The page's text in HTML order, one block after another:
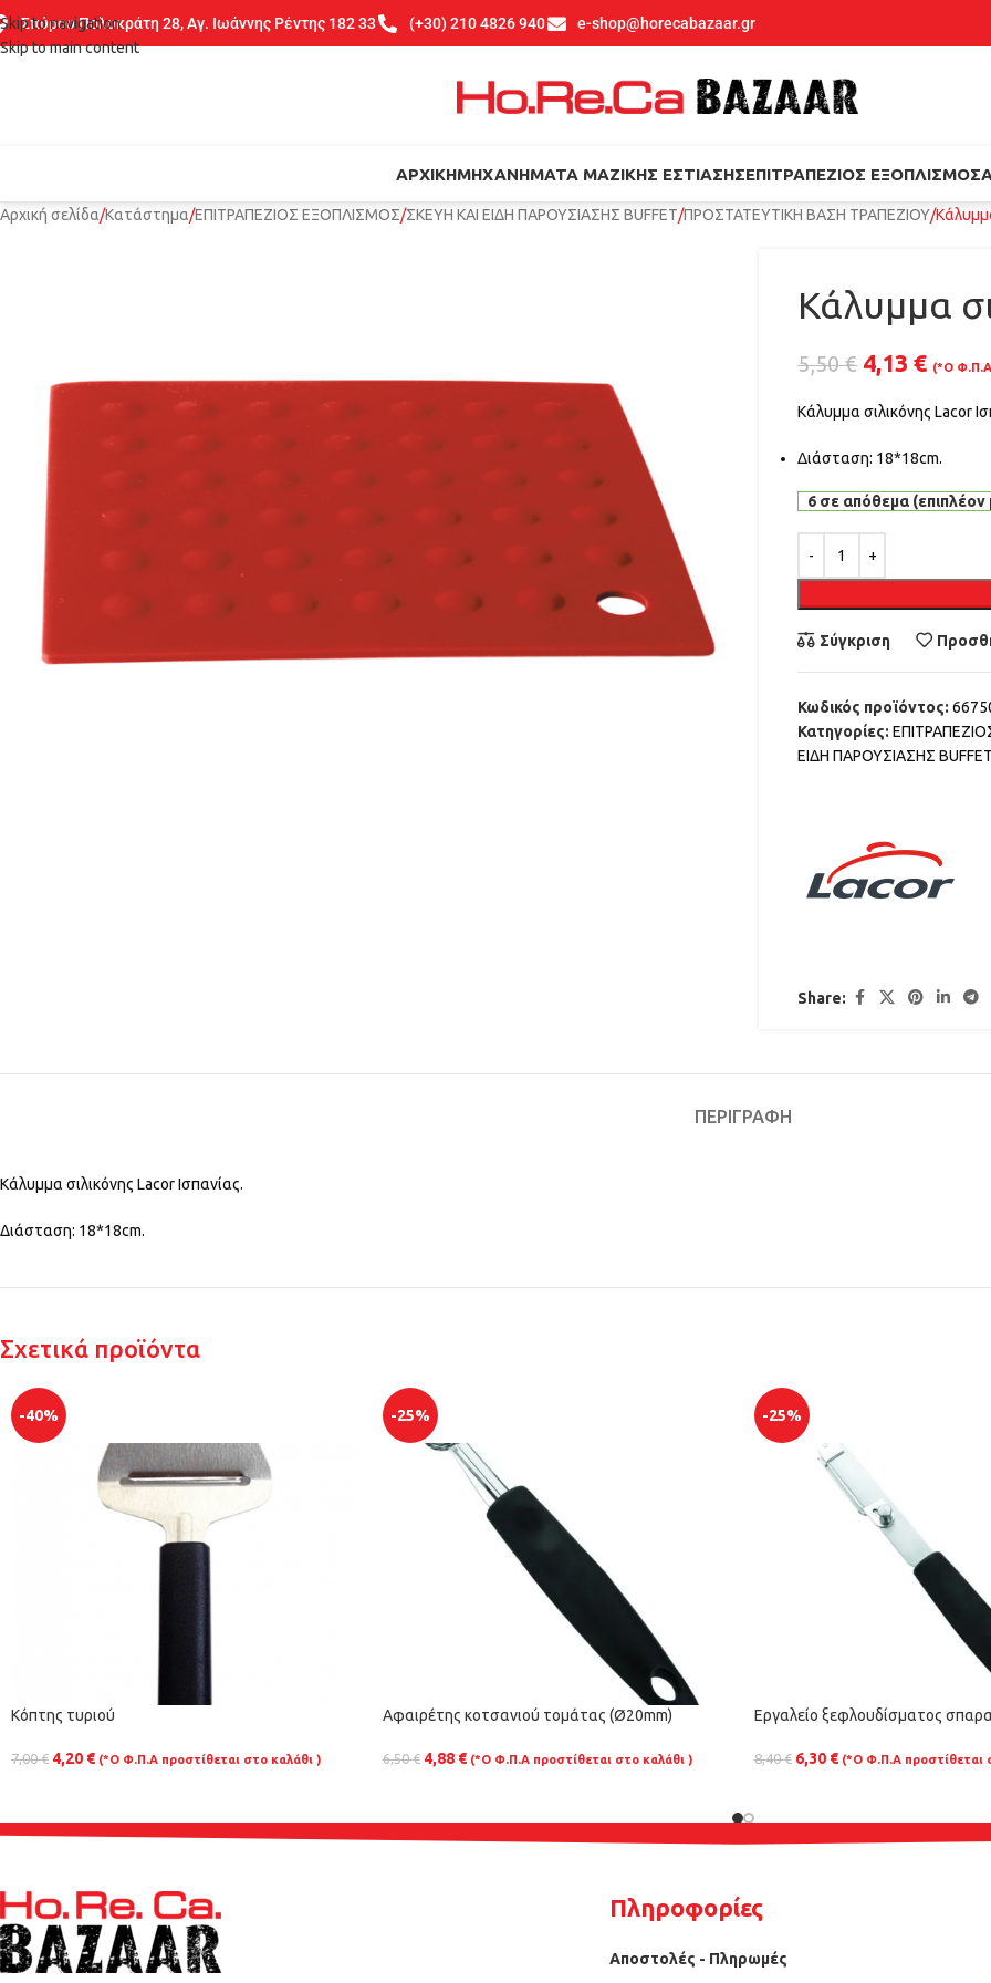
Skip to navigation
Skip to main content
Σπύρου Πολυκράτη 28, Αγ. Ιωάννης Ρέντης 182 33 (+30) 210 4826 940 e-shop@horecabazaar.gr
ΑΡΧΙΚΉΜΗΧΑΝΉΜΑΤΑ ΜΑΖΙΚΉΣ ΕΣΤΊΑΣΗΣΕΠΙΤΡΑΠΈΖΙΟΣ ΕΞΟΠΛΙΣΜΌΣ
Αρχική σελίδα Κατάστημα ΕΠΙΤΡΑΠΕΖΙΟΣ ΕΞΟΠΛΙΣΜΟΣ ΣΚΕΥΗ ΚΑΙ ΕΙΔΗ ΠΑΡΟΥΣΙΑΣΗΣ BUFFET ΠΡΟΣΤΑΤΕΥΤΙΚΗ ΒΑΣΗ ΤΡΑΠΕΖΙΟΥ
Κάλυμμα
5,50€ 4,13€ (*Ο Φ.Π.Α
Κάλυμμα σιλικόνης Lacor
Διάσταση: 18*18cm.
6 σε απόθεμα (επιπλέον
Σύγκριση
Κωδικός προϊόντος:
Κατηγορίες:
ΕΙΔΗ ΠΑΡΟΥΣΙΑΣΗΣ
Share:
ΠΕΡΙΓΡΑΦΉ
Κάλυμμα σιλικόνης Lacor Ισπανίας.
Διάσταση: 18*18cm.
Σχετικά προϊόντα
-40%
Κόπτης τυριού
7,00€ 4,20 € (*Ο Φ.Π.Α προστίθεται στο καλάθι )
-25%
Αφαιρέτης κοτσανιού τομάτας (Ø20mm)
6,50€ 4,88 € (*Ο Φ.Π.Α προστίθεται στο καλάθι )
-25%
Εργαλείο ξεφλουδίσματος
8,40€ 6,30 € (*Ο Φ.Π.Α προστίθεται
Πληροφορίες
Αποστολές - Πληρωμές